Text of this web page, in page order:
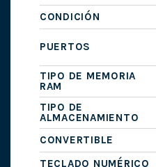
CONDICIÓN
PUERTOS
TIPO DE MEMORIA
RAM
TIPO DE
ALMACENAMIENTO
CONVERTIBLE
TECLADO NUMÉRICO